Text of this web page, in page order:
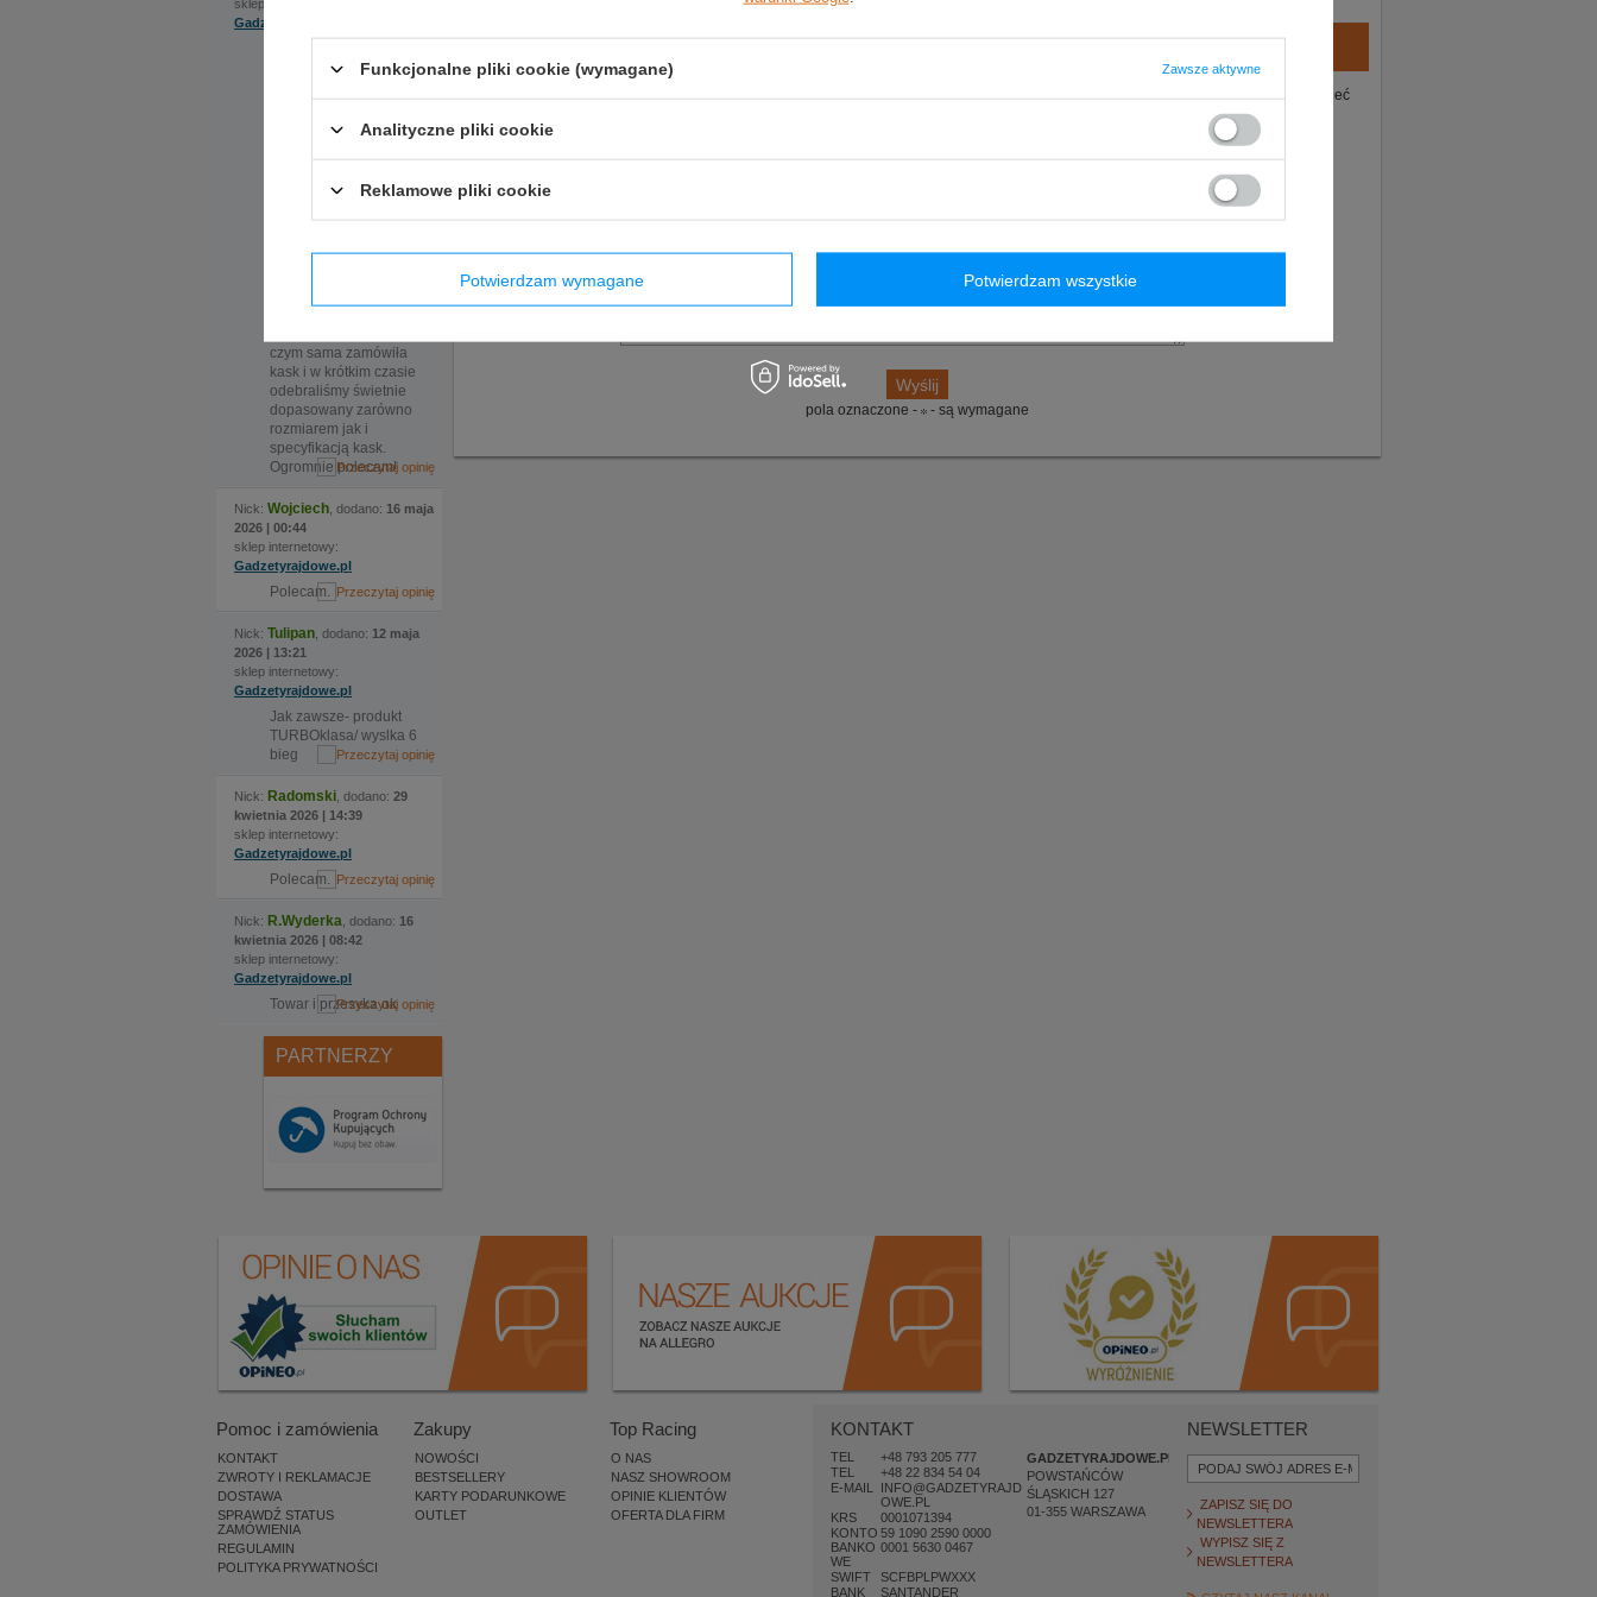
sklep internetowy:
Gadzetyrajdowe.pl
zasługuje bardzo
zaproponowała
zamówiliśmy kask w
dwóch rozmiarach, ale
ekspedientka
czym sama zamówiła
kask i w krótkim czasie
odebraliśmy świetnie
dopasowany zarówno
rozmiarem jak i
specyfikacją kask.
Ogromnie polecam!
Nick: Wojciech , dodano: 16 maja
2026 | 00:44
sklep internetowy:
Gadzetyrajdowe.pl
Polecam.
Nick: Tulipan , dodano: 12 maja
2026 | 13:21
sklep internetowy:
Gadzetyrajdowe.pl
Jak zawsze- produkt
TURBOklasa/ wyslka 6
bieg
Nick: Radomski , dodano: 29
kwietnia 2026 | 14:39
sklep internetowy:
Gadzetyrajdowe.pl
Polecam.
Nick: R.Wyderka , dodano: 16
kwietnia 2026 | 08:42
sklep internetowy:
Gadzetyrajdowe.pl
Towar i przesyka ok
PARTNERZY
Jeżeli powyższy opis jest dla Ciebie niewystarczający, prześlij nam swoje pytanie odnośnie tego produktu. Postaramy się odpowiedzieć
pola oznaczone - - są wymagane
Pomoc i zamówienia
KONTAKT
ZWROTY I REKLAMACJE
DOSTAWA
SPRAWDŹ STATUS
ZAMÓWIENIA
REGULAMIN
POLITYKA PRYWATNOŚCI
Zakupy
NOWOŚCI
BESTSELLERY
KARTY PODARUNKOWE
OUTLET
Top Racing
O NAS
NASZ SHOWROOM
OPINIE KLIENTÓW
OFERTA DLA FIRM
KONTAKT
TEL
+48 793 205 777
TEL
+48 22 834 54 04
E-MAIL
INFO@GADZETYRAJD
OWE.PL
KRS
0001071394
KONTO
BANKO
WE
59 1090 2590 0000
0001 5630 0467
SWIFT
SCFBPLPWXXX
BANK
SANTANDER
GADZETYRAJDOWE.PL
POWSTAŃCÓW
ŚLĄSKICH 127
01-355 WARSZAWA
NEWSLETTER
ZAPISZ SIĘ DO
NEWSLETTERA
WYPISZ SIĘ Z
NEWSLETTERA
Funkcjonalne pliki cookie (wymagane) Zawsze aktywne
Analityczne pliki cookie
Reklamowe pliki cookie
Potwierdzam wymagane Potwierdzam wszystkie